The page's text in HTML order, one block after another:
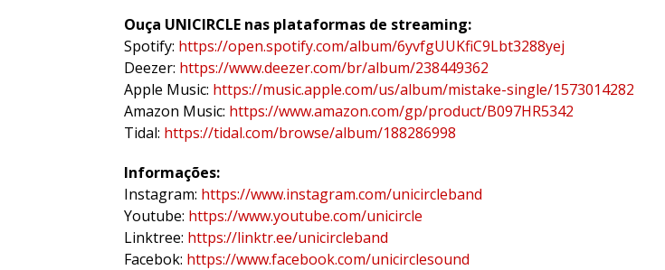
Ouça UNICIRCLE nas plataformas de streaming:
Spotify: https://open.spotify.com/album/6yvfgUUKfiC9Lbt3288yej
Deezer: https://www.deezer.com/br/album/238449362
Apple Music: https://music.apple.com/us/album/mistake-single/1573014282
Amazon Music: https://www.amazon.com/gp/product/B097HR5342
Tidal: https://tidal.com/browse/album/188286998
Informações:
Instagram: https://www.instagram.com/unicircleband
Youtube: https://www.youtube.com/unicircle
Linktree: https://linktr.ee/unicircleband
Facebok: https://www.facebook.com/unicirclesound